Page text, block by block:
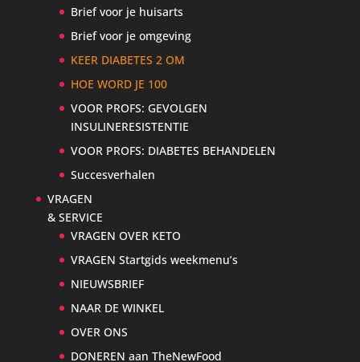
Brief voor je huisarts
Brief voor je omgeving
KEER DIABETES 2 OM
HOE WORD JE 100
VOOR PROFS: GEVOLGEN
INSULINERESISTENTIE
VOOR PROFS: DIABETES BEHANDELEN
Succesverhalen
VRAGEN
& SERVICE
VRAGEN OVER KETO
VRAGEN Startgids weekmenu’s
NIEUWSBRIEF
NAAR DE WINKEL
OVER ONS
DONEREN aan TheNewFood